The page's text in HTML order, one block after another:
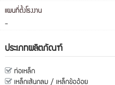
แผนที่ตั้งโรงงาน
-
ประเภทผลิตภัณฑ์
ท่อเหล็ก
เหล็กเส้นกลม / เหล็กข้ออ้อย